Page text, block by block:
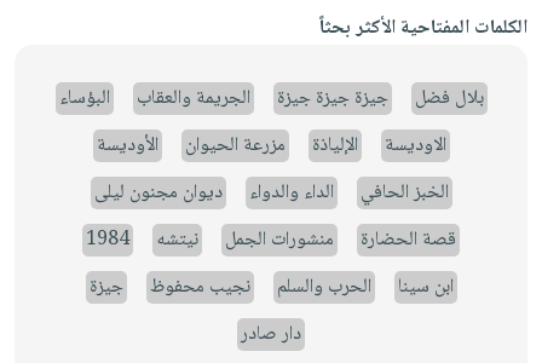
الكلمات المفتاحية الأكثر بحثاً
بلال فضل جيزة جيزة جيزة الجريمة والعقاب
البؤساء
الاوديسة
الإلياذة مزرعة الحيوان
الأوديسة
الخبز الحافي
الداء والدواء
ديوان مجنون ليلى
قصة الحضارة
منشورات الجمل نيتشه
1984
ابن سينا
الحرب والسلم نجيب محفوظ
جيزة
دار صادر